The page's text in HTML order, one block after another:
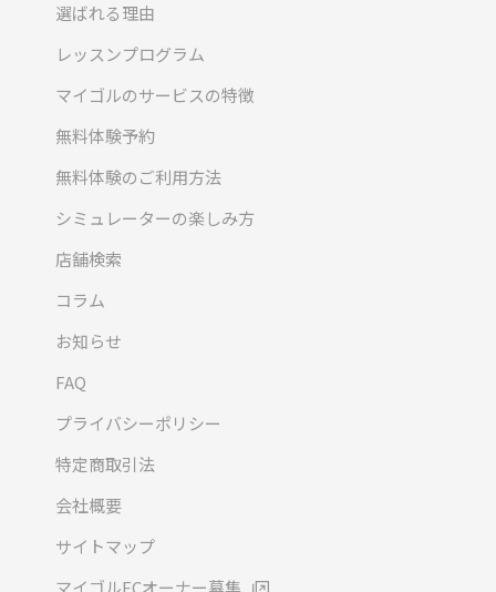
選ばれる理由
レッスンプログラム
マイゴルのサービスの特徴
無料体験予約
無料体験のご利用方法
シミュレーターの楽しみ方
店舗検索
コラム
お知らせ
FAQ
プライバシーポリシー
特定商取引法
会社概要
サイトマップ
マイゴルFCオーナー募集